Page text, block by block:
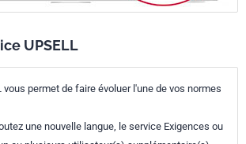
UPSELL
vous permet de faire évoluer l'une de vos normes
une nouvelle langue, le service Exigences ou